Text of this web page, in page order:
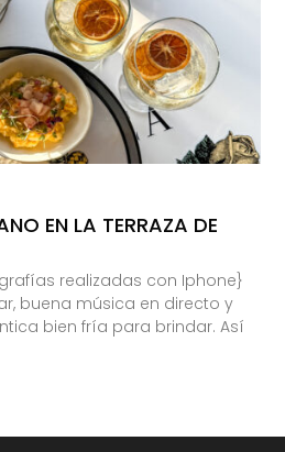
EN LA TERRAZA DE
realizadas con Iphone}
buena música en directo y
bien fría para brindar. Así